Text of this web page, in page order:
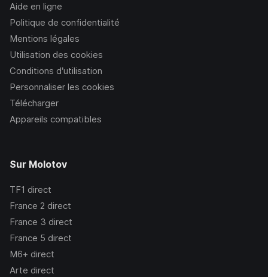
Aide en ligne
Politique de confidentialité
Mentions légales
Utilisation des cookies
Conditions d’utilisation
Personnaliser les cookies
Télécharger
Appareils compatibles
Sur Molotov
TF1 direct
France 2 direct
France 3 direct
France 5 direct
M6+ direct
Arte direct